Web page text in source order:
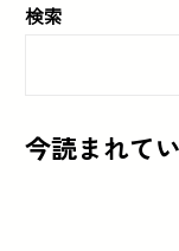
検索
今読まれて